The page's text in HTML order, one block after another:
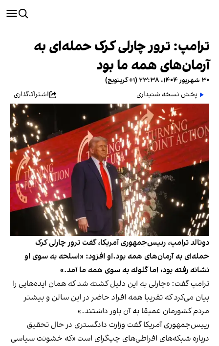
ترامپ: ترور چارلی کرک حمله‌ای به
آرمان‌های همه ما بود
۳۰ شهریور ۱۴۰۴، ۲۳:۳۸ (‎+۱ گرینویچ)
پخش نسخه شنیداری
اشتراک‌گذاری
دونالد ترامپ، رییس‌جمهوری آمریکا، گفت ترور چارلی کرک
حمله‌ای به آرمان‌های همه بود.او افزود: «اسلحه به سوی او
نشانه رفته بود، اما گلوله به سوی همه ما آمد.»
ترامپ گفت: «چارلی به این دلیل کشته شد که همان ایده‌هایی را
بیان می‌کرد که تقریبا همه افراد حاضر در این سالن و بیشتر
مردم کشورمان عمیقا به آن باور داشتند.»
رییس‌جمهوری آمریکا گفت وزارت دادگستری در حال تحقیق
درباره شبکه‌های افراطی‌های چپ‌گرای است «که خشونت سیاسی